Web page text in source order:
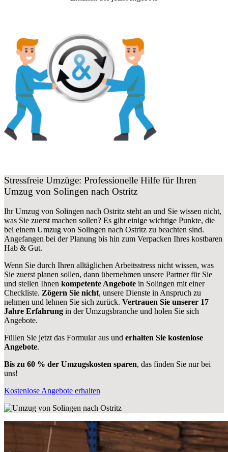
Stressfreie Umzüge: Professionelle Hilfe für Ihren
Umzug von Solingen nach Ostritz
Ihr Umzug von Solingen nach Ostritz steht an und Sie wissen nicht,
was Sie zuerst machen sollen? Es gibt einige wichtige Punkte, die
bei einem Umzug von Solingen nach Ostritz zu beachten sind.
Angefangen bei der Planung bis hin zum Verpacken Ihres kostbaren
Hab & Gut.
Wenn Sie durch Ihren alltäglichen Arbeitsstress nicht wissen, was
Sie zuerst planen sollen, dann übernehmen unsere Partner für Sie
und stellen Ihnen kompetente Angebote in Solingen mit einer
Checkliste. Zögern Sie nicht, unsere Dienste in Anspruch zu
nehmen und lehnen Sie sich zurück. Vertrauen Sie unserer 17
Jahre Erfahrung in der Umzugsbranche und holen Sie sich
Angebote.
Füllen Sie jetzt das Formular aus und erhalten Sie kostenlose
Angebote.
Bis zu 60 % der Umzugskosten sparen, das finden Sie nur bei
uns!
Kostenlose Angebote erhalten